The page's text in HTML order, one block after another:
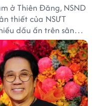
ở Thiên Đăng, NSND
thiết của NSƯT
dấu ấn trên sân